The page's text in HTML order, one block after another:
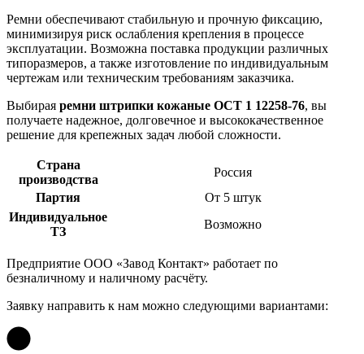
Ремни обеспечивают стабильную и прочную фиксацию,
минимизируя риск ослабления крепления в процессе
эксплуатации. Возможна поставка продукции различных
типоразмеров, а также изготовление по индивидуальным
чертежам или техническим требованиям заказчика.
Выбирая ремни штрипки кожаные ОСТ 1 12258-76, вы
получаете надежное, долговечное и высококачественное
решение для крепежных задач любой сложности.
Страна
производства
Россия
Партия
От 5 штук
Индивидуальное
ТЗ
Возможно
Предприятие ООО «Завод Контакт» работает по
безналичному и наличному расчёту.
Заявку направить к нам можно следующими вариантами: